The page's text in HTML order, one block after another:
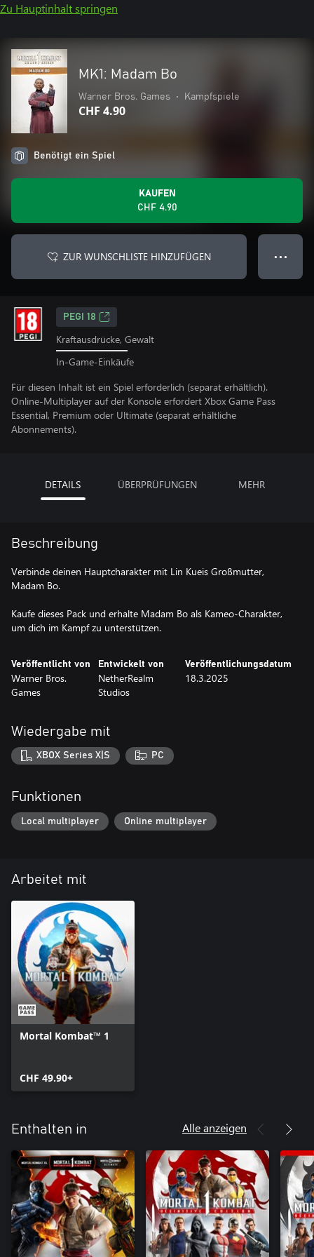
Zu Hauptinhalt springen
MK1: Madam Bo
Warner Bros. Games • Kampfspiele
CHF 4.90
Benötigt ein Spiel
KAUFEN
CHF 4.90
ZUR WUNSCHLISTE HINZUFÜGEN ● ● ●
PEGI 18
Kraftausdrücke, Gewalt
In-Game-Einkäufe
Für diesen Inhalt ist ein Spiel erforderlich (separat erhältlich).
Online-Multiplayer auf der Konsole erfordert Xbox Game Pass
Essential, Premium oder Ultimate (separat erhältliche
Abonnements).
DETAILS ÜBERPRÜFUNGEN MEHR
Beschreibung
Verbinde deinen Hauptcharakter mit Lin Kueis Großmutter,
Madam Bo.
Kaufe dieses Pack und erhalte Madam Bo als Kameo-Charakter,
um dich im Kampf zu unterstützen.
Veröffentlicht von
Warner Bros.
Games
Entwickelt von
NetherRealm
Studios
Veröffentlichungsdatum
18.3.2025
Wiedergabe mit
XBOX Series X|S PC
Funktionen
Local multiplayer Online multiplayer
Arbeitet mit
Mortal Kombat™ 1
CHF 49.90+
Enthalten in Alle anzeigen